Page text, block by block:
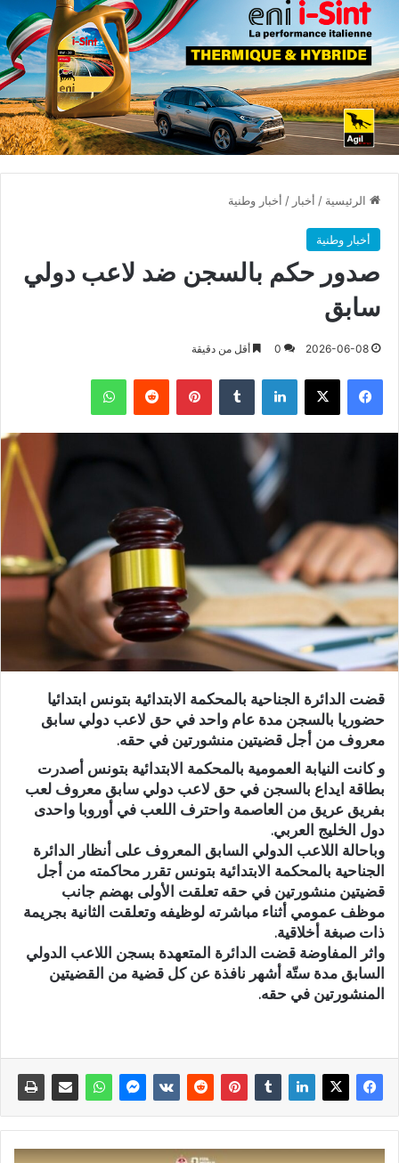
الرئيسية / أخبار / أخبار وطنية
أخبار وطنية
صدور حكم بالسجن ضد لاعب دولي
سابق
2026-06-08
0 أقل من دقيقة
فيسبوك X لينكدإن بينتيريست واتساب
قضت الدائرة الجناحية بالمحكمة الابتدائية بتونس ابتدائيا
حضوريا بالسجن مدة عام واحد في حق لاعب دولي سابق
معروف من أجل قضيتين منشورتين في حقه.
و كانت النيابة العمومية بالمحكمة الابتدائية بتونس أصدرت
بطاقة ايداع بالسجن في حق لاعب دولي سابق معروف لعب
بفريق عريق من العاصمة واحترف اللعب في أوروبا واحدى
دول الخليج العربي.
وباحالة اللاعب الدولي السابق المعروف على أنظار الدائرة
الجناحية بالمحكمة الابتدائية بتونس تقرر محاكمته من أجل
قضيتين منشورتين في حقه تعلقت الأولى بهضم جانب
موظف عمومي أثناء مباشرته لوظيفه وتعلقت الثانية بجريمة
ذات صبغة أخلاقية.
واثر المفاوضة قضت الدائرة المتعهدة بسجن اللاعب الدولي
السابق مدة ستّة أشهر نافذة عن كل قضية من القضيتين
المنشورتين في حقه.